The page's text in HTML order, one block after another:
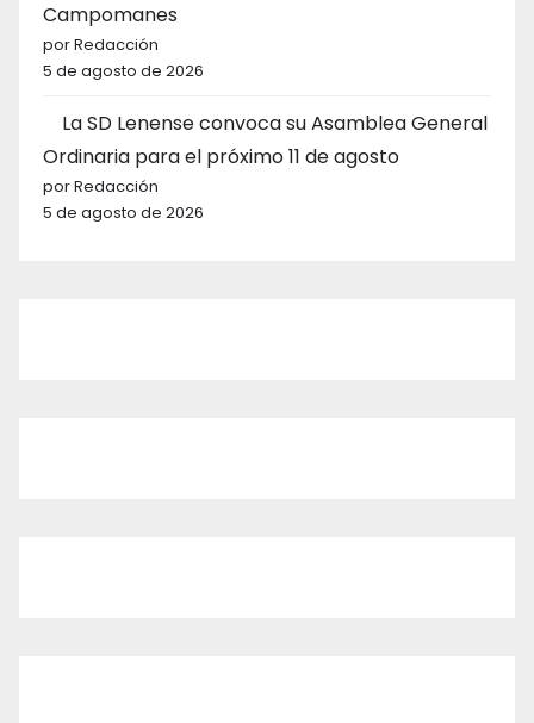
Campomanes
por Redacción
5 de agosto de 2026
La SD Lenense convoca su Asamblea General
Ordinaria para el próximo 11 de agosto
por Redacción
5 de agosto de 2026